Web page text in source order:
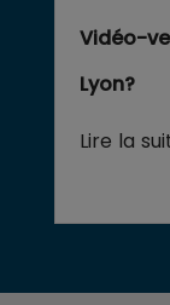
Vidéo-
Lyon?
Lire la